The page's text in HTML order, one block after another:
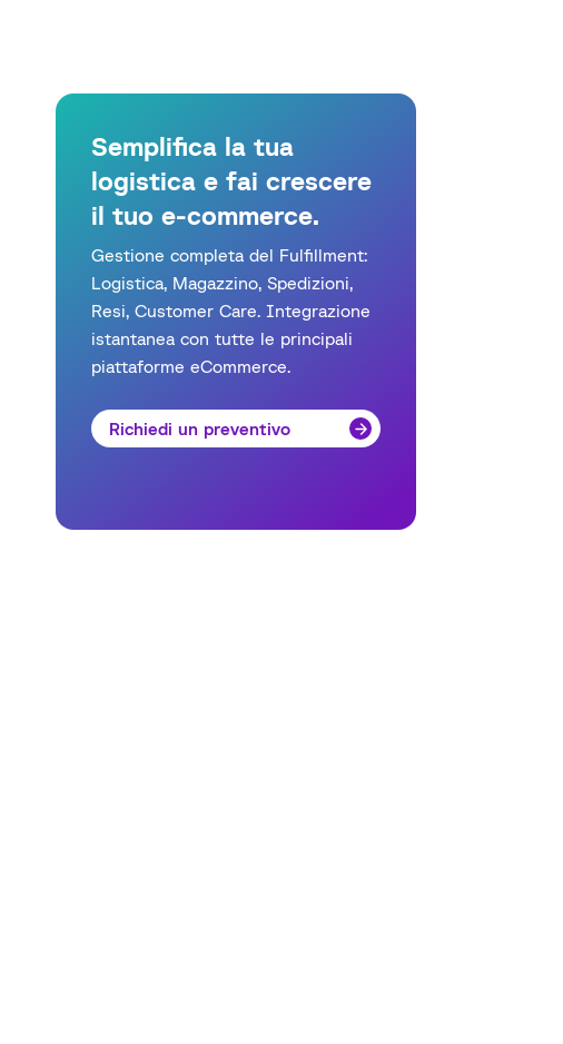
Semplifica la tua
logistica e fai crescere
il tuo e-commerce.
Gestione completa del Fulfillment:
Logistica, Magazzino, Spedizioni,
Resi, Customer Care. Integrazione
istantanea con tutte le principali
piattaforme eCommerce.
Richiedi un preventivo